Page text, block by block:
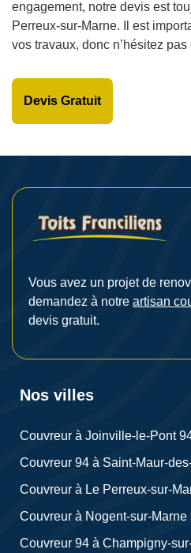
engagement, notre devis est
Perreux-sur-Marne. Il est
vos travaux, donc n’hésitez pas
Devis Gratuit
Vous avez un projet de
demandez à notre artisan
devis gratuit.
Nos villes
Couvreur à Joinville-le-Pont
Couvreur 94 à Saint-Maur-
Couvreur à Le Perreux-sur-
Couvreur à Nogent-sur-Marne
Couvreur 94 à Champigny-